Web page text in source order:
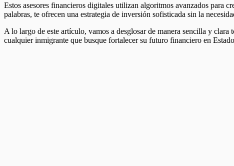
Estos asesores financieros digitales utilizan algoritmos avanzados para
palabras, te ofrecen una estrategia de inversión sofisticada sin la
A lo largo de este artículo, vamos a desglosar de manera sencilla y
cualquier inmigrante que busque fortalecer su futuro financiero en